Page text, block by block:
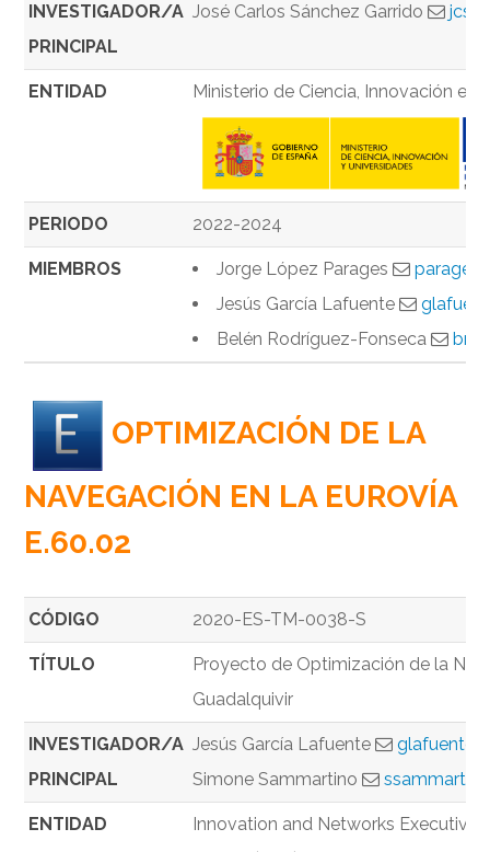
INVESTIGADOR/A
PRINCIPAL
José Carlos Sánchez Garrido
ENTIDAD Ministerio de Ciencia, Innovación e
PERIODO 2022-2024
MIEMBROS Jorge López Parages
Jesús García Lafuente
Belén Rodríguez-Fonseca
OPTIMIZACIÓN DE LA
NAVEGACIÓN EN LA EUROVÍA
E.60.02
CÓDIGO 2020-ES-TM-0038-S
TÍTULO
Proyecto de Optimización de la
Guadalquivir
INVESTIGADOR/A
PRINCIPAL
Jesús García Lafuente
Simone Sammartino
ENTIDAD
Innovation and Networks